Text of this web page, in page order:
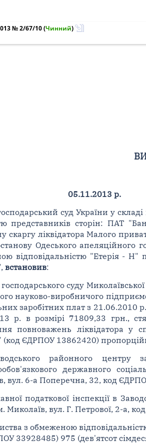
№ 2/67/10(Чинний)
05.11.2013 р.
суд України у складі
представників сторін: ПАТ
скаргу ліквідатора Малого
Одеського апеляційного
відповідальністю "Етерія - Н"
встановив:
суду
науково-виробничого
заробітних плат з 21.06.2010
р. в розмірі 71809,33 грн.,
повноважень ліквідатора у
(код ЄДРПОУ 13862420)
районного центру
державного
вул. 6-а Поперечна, 32, код
податкової інспекції в
Миколаїв, вул. Г. Петрової, 2-а,
з обмеженою
33928485) 975 (дев'ятсот